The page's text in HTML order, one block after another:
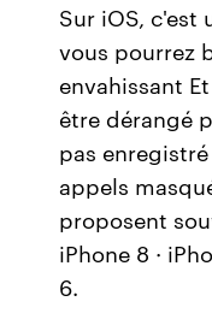
Sur iOS, c'est
vous pourrez
envahissant
être dérangé
pas
appels
proposent
iPhone 8 ·
6.